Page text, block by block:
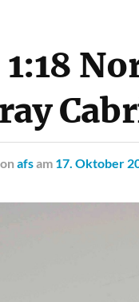
afsam 17. Oktober